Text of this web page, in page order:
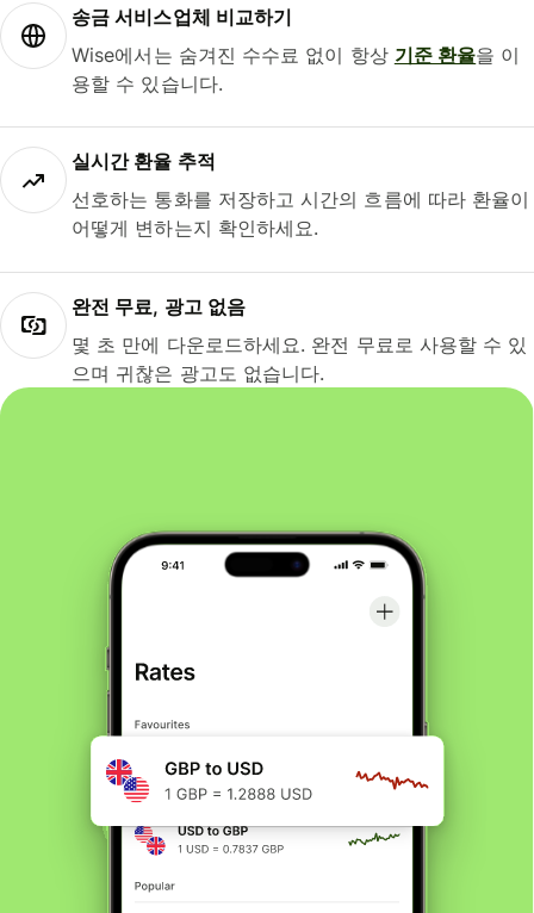
송금 서비스업체 비교하기
Wise에서는 숨겨진 수수료 없이 항상 기준 환율을 이
용할 수 있습니다.
실시간 환율 추적
선호하는 통화를 저장하고 시간의 흐름에 따라 환율이
어떻게 변하는지 확인하세요.
완전 무료, 광고 없음
몇 초 만에 다운로드하세요. 완전 무료로 사용할 수 있
으며 귀찮은 광고도 없습니다.